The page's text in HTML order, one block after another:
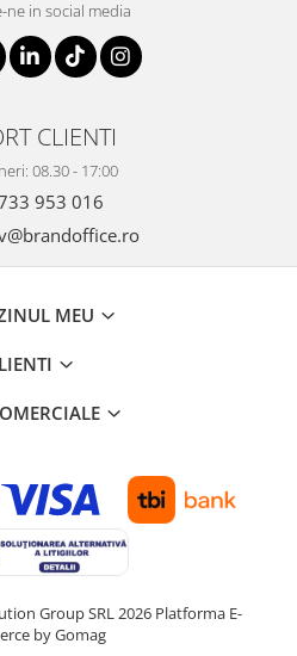
ne in social media
CLIENTI
08.30 - 17:00
953 016
MEU
Group SRL 2026 Platforma E-
by Gomag